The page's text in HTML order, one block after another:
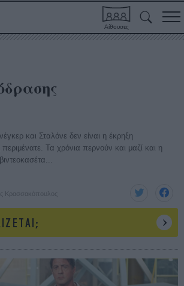
Αίθουσες
και Σταλόνε δεν είναι η έκρηξη
Τα χρόνια περνούν και μαζί και η
Κρασσακόπουλος